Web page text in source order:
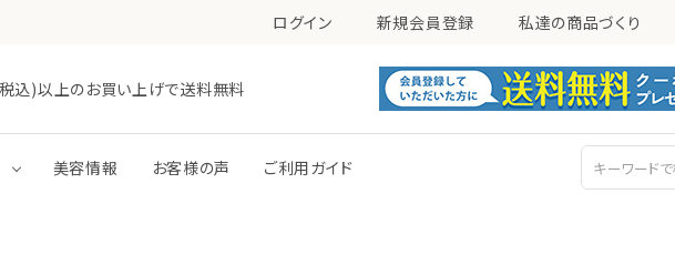
ログイン 新規会員登録 私達の商品づくり
込)以上のお買い上げで送料無料
美容情報 お客様の声 ご利用ガイド